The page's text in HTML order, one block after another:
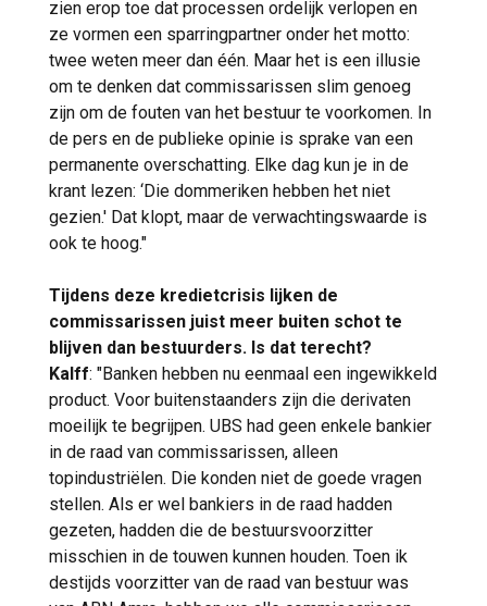
zien erop toe dat processen ordelijk verlopen en
ze vormen een sparringpartner onder het motto:
twee weten meer dan één. Maar het is een illusie
om te denken dat commissarissen slim genoeg
zijn om de fouten van het bestuur te voorkomen. In
de pers en de publieke opinie is sprake van een
permanente overschatting. Elke dag kun je in de
krant lezen: ‘Die dommeriken hebben het niet
gezien.' Dat klopt, maar de verwachtingswaarde is
ook te hoog."
Tijdens deze kredietcrisis lijken de
commissarissen juist meer buiten schot te
blijven dan bestuurders. Is dat terecht?
Kalff: "Banken hebben nu eenmaal een ingewikkeld
product. Voor buitenstaanders zijn die derivaten
moeilijk te begrijpen. UBS had geen enkele bankier
in de raad van commissarissen, alleen
topindustriëlen. Die konden niet de goede vragen
stellen. Als er wel bankiers in de raad hadden
gezeten, hadden die de bestuursvoorzitter
misschien in de touwen kunnen houden. Toen ik
destijds voorzitter van de raad van bestuur was